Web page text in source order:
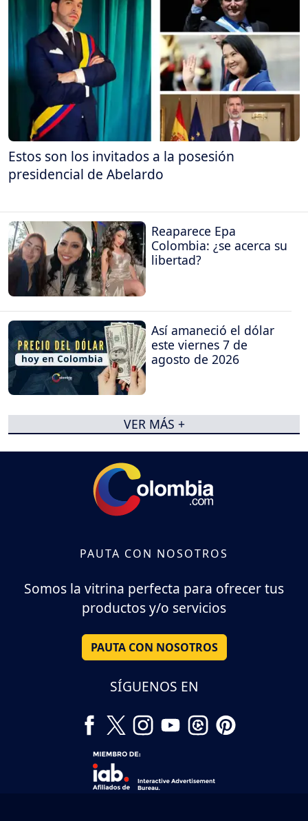
Estos son los invitados a la posesión
presidencial de Abelardo
Reaparece Epa
Colombia: ¿se acerca su
libertad?
Así amaneció el dólar
este viernes 7 de
agosto de 2026
VER MÁS +
PAUTA CON NOSOTROS
Somos la vitrina perfecta para ofrecer tus
productos y/o servicios
PAUTA CON NOSOTROS
SÍGUENOS EN